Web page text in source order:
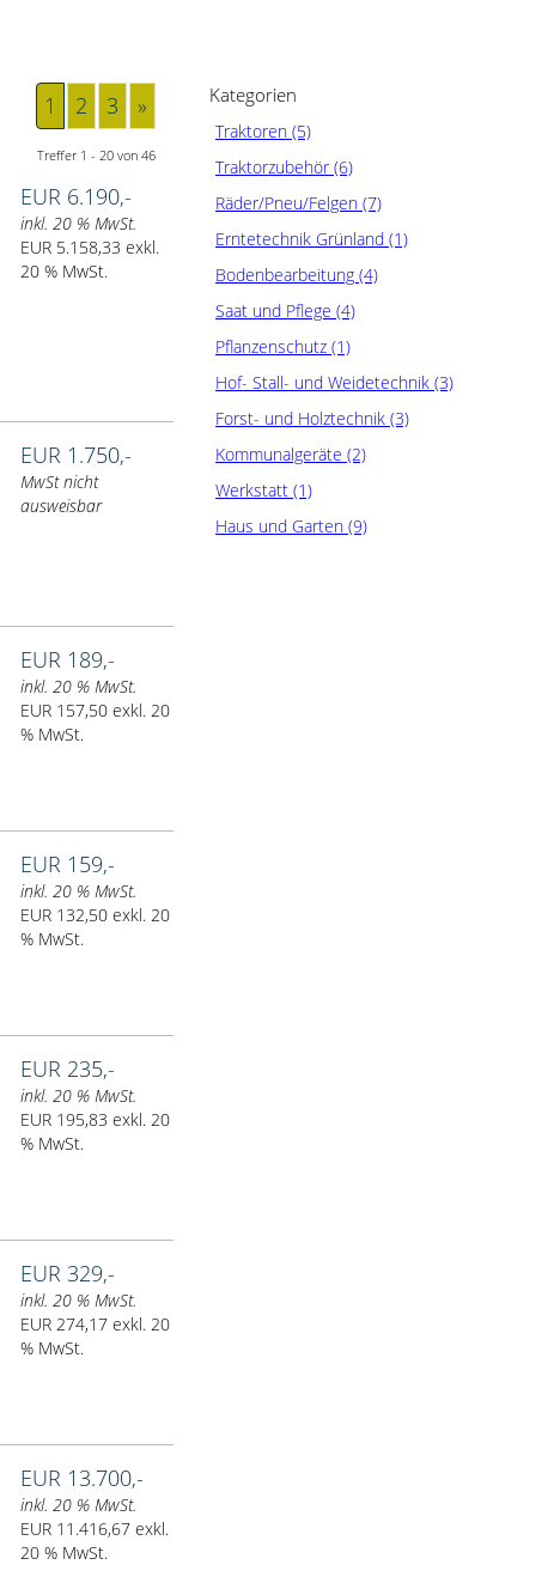
1 2 3 »
Treffer 1 - 20 von 46
EUR 6.190,-
inkl. 20 % MwSt.
EUR 5.158,33 exkl.
20 % MwSt.
EUR 1.750,-
MwSt nicht
ausweisbar
EUR 189,-
inkl. 20 % MwSt.
EUR 157,50 exkl. 20
% MwSt.
EUR 159,-
inkl. 20 % MwSt.
EUR 132,50 exkl. 20
% MwSt.
EUR 235,-
inkl. 20 % MwSt.
EUR 195,83 exkl. 20
% MwSt.
EUR 329,-
inkl. 20 % MwSt.
EUR 274,17 exkl. 20
% MwSt.
EUR 13.700,-
inkl. 20 % MwSt.
EUR 11.416,67 exkl.
20 % MwSt.
Kategorien
Traktoren (5)
Traktorzubehör (6)
Räder/Pneu/Felgen (7)
Erntetechnik Grünland (1)
Bodenbearbeitung (4)
Saat und Pflege (4)
Pflanzenschutz (1)
Hof- Stall- und Weidetechnik (3)
Forst- und Holztechnik (3)
Kommunalgeräte (2)
Werkstatt (1)
Haus und Garten (9)